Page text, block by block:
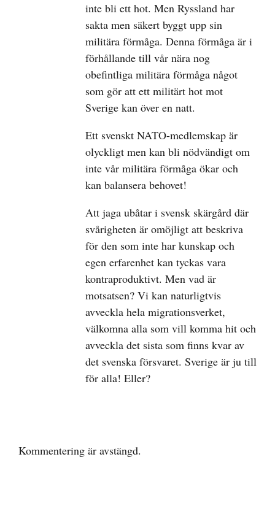
inte bli ett hot. Men Ryssland har
sakta men säkert byggt upp sin
militära förmåga. Denna förmåga är i
förhållande till vår nära nog
obefintliga militära förmåga något
som gör att ett militärt hot mot
Sverige kan över en natt.
Ett svenskt NATO-medlemskap är
olyckligt men kan bli nödvändigt om
inte vår militära förmåga ökar och
kan balansera behovet!
Att jaga ubåtar i svensk skärgård där
svårigheten är omöjligt att beskriva
för den som inte har kunskap och
egen erfarenhet kan tyckas vara
kontraproduktivt. Men vad är
motsatsen? Vi kan naturligtvis
avveckla hela migrationsverket,
välkomna alla som vill komma hit och
avveckla det sista som finns kvar av
det svenska försvaret. Sverige är ju till
för alla! Eller?
Kommentering är avstängd.